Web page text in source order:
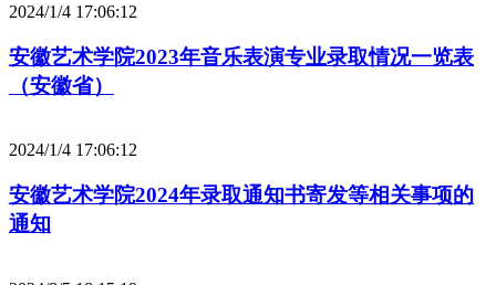
2024/1/4 17:06:12
安徽艺术学院2023年音乐表演专业录取情况一览表
（安徽省）
2024/1/4 17:06:12
安徽艺术学院2024年录取通知书寄发等相关事项的
通知